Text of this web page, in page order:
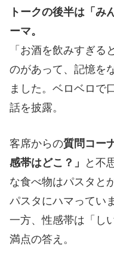
トークの後半は「み
ーマ。
「お酒を飲みすぎる
のがあって、記憶を
ました。ベロベロで
話を披露。
客席からの質問コー
感帯はどこ？」
と不
な食べ物はパスタと
パスタにハマってい
一方、性感帯は「し
満点の答え。